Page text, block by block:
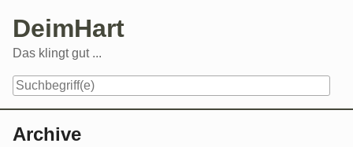
content
DeimHart
Das klingt gut ...
Archive